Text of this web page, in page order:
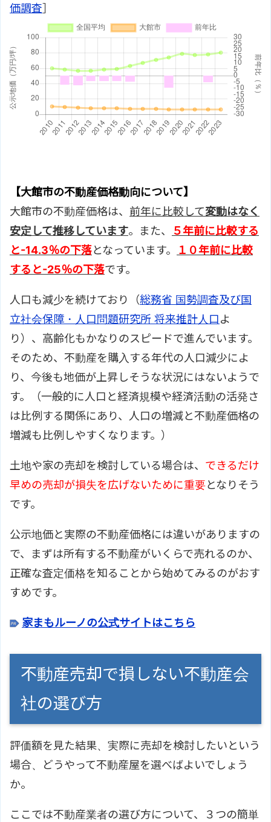
価調査
【大館市の不動産価格動向について】
大館市の不動産価格は、 前年に比較して変動はなく
安定して推移しています。また、
５年前に比較する
と-14.3％の下落となっています。
１０年前に比較
すると-25％の下落です。
人口も減少を続けており（総務省 国勢調査及び国
立社会保障・人口問題研究所 将来推計人口よ
り）、高齢化もかなりのスピードで進んでいます。
そのため、不動産を購入する年代の人口減少によ
り、今後も地価が上昇しそうな状況にはないようで
す。（一般的に人口と経済規模や経済活動の活発さ
は比例する関係にあり、人口の増減と不動産価格の
増減も比例しやすくなります。）
土地や家の売却を検討している場合は、 できるだけ
早めの売却が損失を広げないために重要となりそう
です。
公示地価と実際の不動産価格には違いがありますの
で、まずは所有する不動産がいくらで売れるのか、
正確な査定価格を知ることから始めてみるのがおす
すめです。
家まもルーノの公式サイトはこちら
不動産売却で損しない不動産会
社の選び方
評価額を見た結果、実際に売却を検討したいという
場合、どうやって不動産屋を選べばよいでしょう
か。
ここでは不動産業者の選び方について、３つの簡単